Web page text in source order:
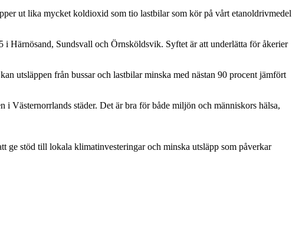
ut lika mycket koldioxid som tio lastbilar som kör på vårt etanoldrivmedel
Härnösand, Sundsvall och Örnsköldsvik. Syftet är att underlätta för åkerier
utsläppen från bussar och lastbilar minska med nästan 90 procent jämfört
Västernorrlands städer. Det är bra för både miljön och människors hälsa,
ge stöd till lokala klimatinvesteringar och minska utsläpp som påverkar